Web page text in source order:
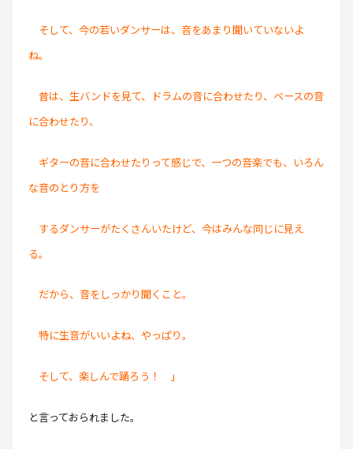
そして、今の若いダンサーは、音をあまり聞いていないよ
ね。
昔は、生バンドを見て、ドラムの音に合わせたり、ベースの音
に合わせたり、
ギターの音に合わせたりって感じで、一つの音楽でも、いろん
な音のとり方を
するダンサーがたくさんいたけど、今はみんな同じに見え
る。
だから、音をしっかり聞くこと。
特に生音がいいよね、やっぱり。
そして、楽しんで踊ろう！ 」
と言っておられました。